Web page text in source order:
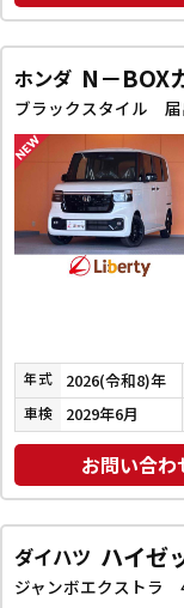
ホンダ N－BOX
年式 2026(令和8)年
車検 2029年6月
お問い合わ
ダイハツ ハイゼ